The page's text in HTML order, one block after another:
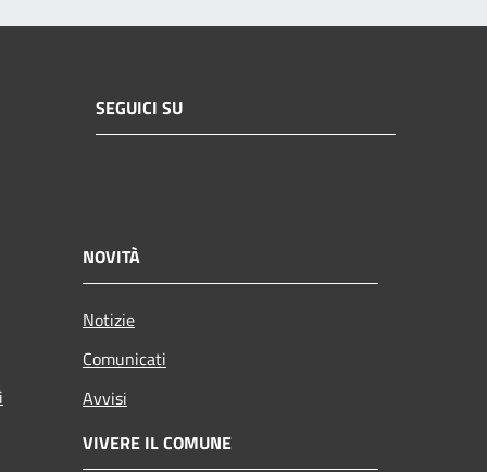
SEGUICI SU
NOVITÀ
Notizie
Comunicati
Avvisi
VIVERE IL COMUNE